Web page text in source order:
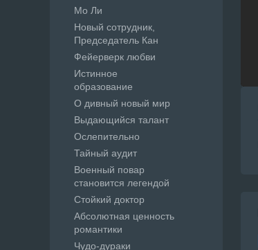
Мо Ли
Новый сотрудник,
Председатель Кан
Фейерверк любви
Истинное
образование
О дивный новый мир
Выдающийся талант
Ослепительно
Тайный аудит
Военный повар
становится легендой
Стойкий доктор
Абсолютная ценность
романтики
Чудо-дураки